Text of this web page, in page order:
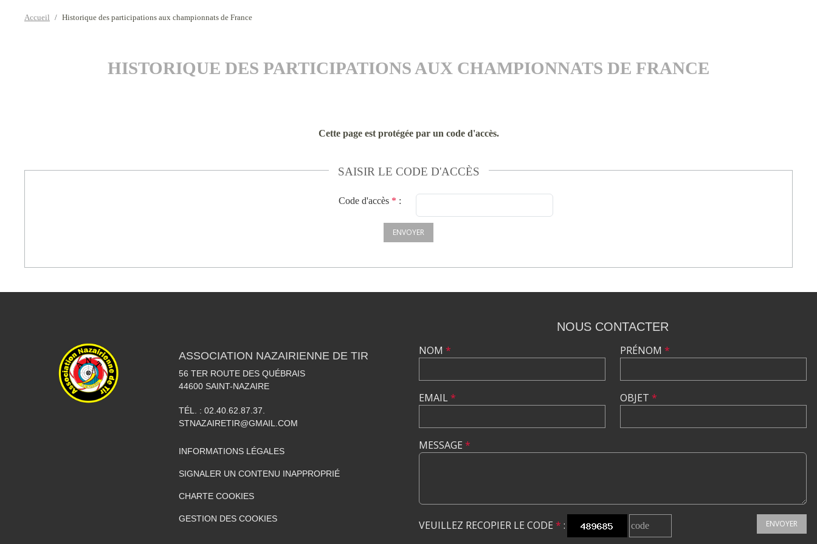
Accueil Historique des participations aux championnats de France
HISTORIQUE DES PARTICIPATIONS AUX CHAMPIONNATS DE FRANCE
Cette page est protégée par un code d'accès.
SAISIR LE CODE D'ACCÈS
Code d'accès * :
ENVOYER
ASSOCIATION NAZAIRIENNE DE TIR
56 TER ROUTE DES QUÉBRAIS
44600 SAINT-NAZAIRE
TÉL. : 02.40.62.87.37.
STNAZAIRETIR@GMAIL.COM
INFORMATIONS LÉGALES
SIGNALER UN CONTENU INAPPROPRIÉ
CHARTE COOKIES
GESTION DES COOKIES
NOUS CONTACTER
NOM *
EMAIL*
PRÉNOM *
OBJET *
MESSAGE *
VEUILLEZ RECOPIER LE CODE * : ENVOYER